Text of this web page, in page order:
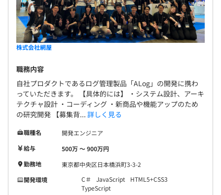
株式会社網屋
職務内容
自社プロダクトであるログ管理製品「ALog」の開発に携わ
っていただきます。 【具体的には】 ・システム設計、アーキ
テクチャ設計 ・コーディング ・新商品や機能アップのため
の研究開発 【募集背... 詳しく見る
職種名
開発エンジニア
給与
500万 〜 900万円
勤務地
東京都中央区日本橋浜町3-3-2
開発環境
C＃ JavaScript
HTML5+CSS3
TypeScript